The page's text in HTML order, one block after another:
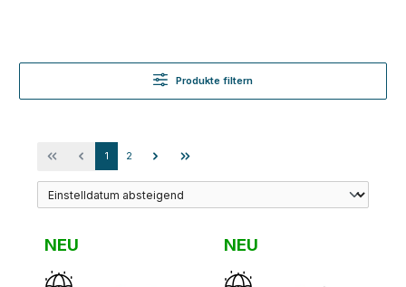
Produkte filtern
Seite
1 Seite
2
NEU NEU